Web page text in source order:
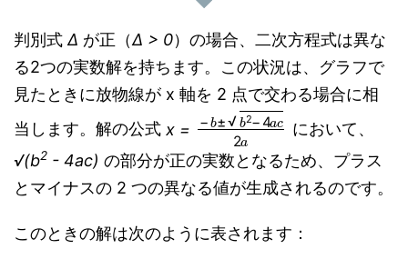
判別式Δ が正（Δ > 0）の場合、二次方程式は異な
る2つの実数解を持ちます。この状況は、グラフで
見たときに放物線が x 軸を 2 点で交わる場合に相
当します。解の公式 x =
b±b2−4
において、
√(b2 - 4ac) の部分が正の実数となるため、プラス
とマイナスの 2 つの異なる値が生成されるのです。
このときの解は次のように表されます：